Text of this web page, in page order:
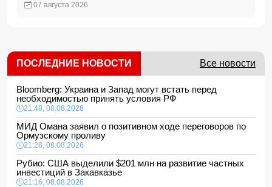
07 августа 2026
ПОСЛЕДНИЕ НОВОСТИ Все новости
Bloomberg: Украина и Запад могут встать перед
необходимостью принять условия РФ
21:48, 08.08.2026
МИД Омана заявил о позитивном ходе переговоров по
Ормузскому проливу
21:28, 08.08.2026
Рубио: США выделили $201 млн на развитие частных
инвестиций в Закавказье
21:16, 08.08.2026